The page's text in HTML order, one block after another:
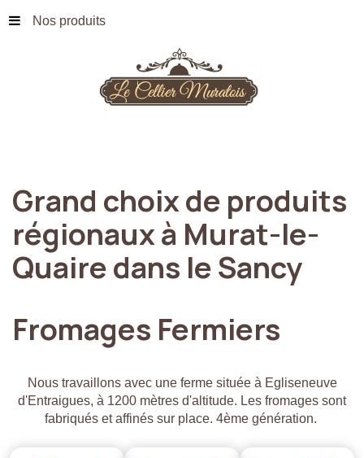
Nos produits
Grand choixde produits
régionauxà Murat-le-
Quairedans leSancy
Fromages Fermiers
Nous travaillons avec une ferme située à Egliseneuve
d'Entraigues, à 1200 mètres d'altitude. Les fromages sont
fabriqués et affinés sur place. 4ème génération.